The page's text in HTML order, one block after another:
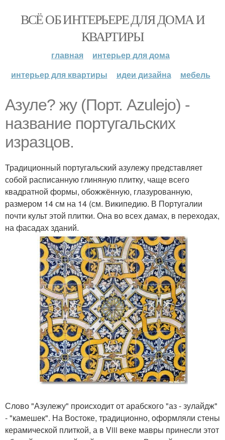
ВСЁ ОБ ИНТЕРЬЕРЕ ДЛЯ ДОМА И
КВАРТИРЫ
главная
интерьер для дома
интерьер для квартиры
идеи дизайна мебель
Азуле? жу (Порт. Azulejo) -
название португальских
изразцов.
Традиционный португальский азулежу представляет
собой расписанную глиняную плитку, чаще всего
квадратной формы, обожжённую, глазурованную,
размером 14 см на 14 (см. Википедию. В Португалии
почти культ этой плитки. Она во всех дамах, в переходах,
на фасадах зданий.
Слово "Азулежу" происходит от арабского "аз - зулайдж"
- "камешек". На Востоке, традиционно, оформляли стены
керамической плиткой, а в Viii веке мавры принесли этот